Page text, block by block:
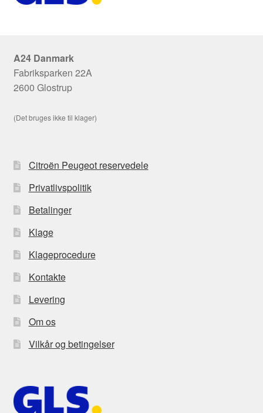
A24 Danmark
Fabriksparken 22A
2600 Glostrup
(Det bruges ikke til klager)
Citroën Peugeot reservedele
Privatlivspolitik
Betalinger
Klage
Klageprocedure
Kontakte
Levering
Om os
Vilkår og betingelser